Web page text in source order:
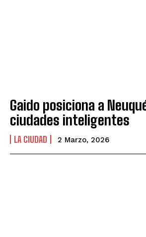
Gaido posiciona a
ciudades inteligentes
LA CIUDAD 2 Marzo, 2026